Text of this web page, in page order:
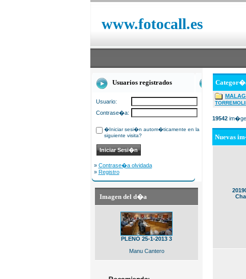
www.fotocall.es
Usuarios registrados
Usuario:
Contrase�a:
�Iniciar sesi�n autom�ticamente en la
siguiente visita?
» Contrase�a olvidada
» Registro
Imagen del d�a
PLENO 25-1-2013 3
Manu Cantero
19542
Nuevas